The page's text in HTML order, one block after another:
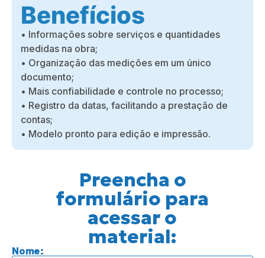
Benefícios
• Informações sobre serviços e quantidades
medidas na obra;
• Organização das medições em um único
documento;
• Mais confiabilidade e controle no processo;
• Registro da datas, facilitando a prestação de
contas;
• Modelo pronto para edição e impressão.
Preencha o
formulário para
acessar o
material:
Nome: